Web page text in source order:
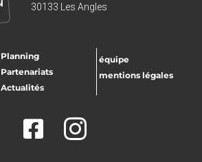
30133 Les Angles
Planning
Partenariats
Actualités
équipe
mentions légales